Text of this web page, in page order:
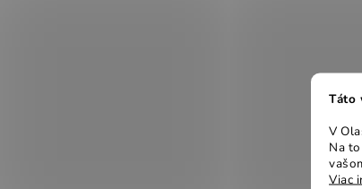
Táto
V
Na
Viac